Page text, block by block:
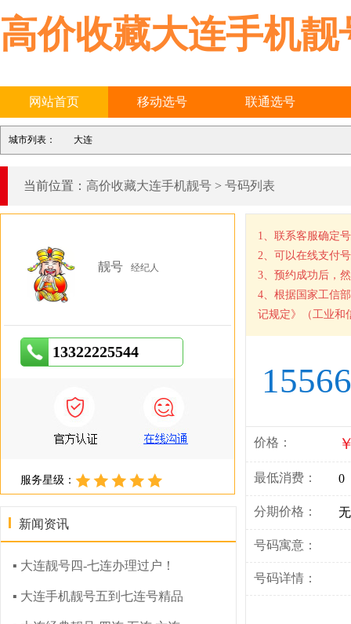
高价收藏大连手机靓
网站首页 移动选号 联通选号
城市列表： 大连
当前位置： 高价收藏大连手机靓号 > 号码列表
1、联系客服确定
2、可以在线支付
3、预约成功后，
4、根据国家工信
记规定》（工业和
价格：
最低消费： 0
分期价格： 无
号码寓意：
号码详情：
靓号 经纪人
13322225544
服务星级：
新闻资讯
▪ 大连靓号四-七连办理过户！
▪ 大连手机靓号五到七连号精品